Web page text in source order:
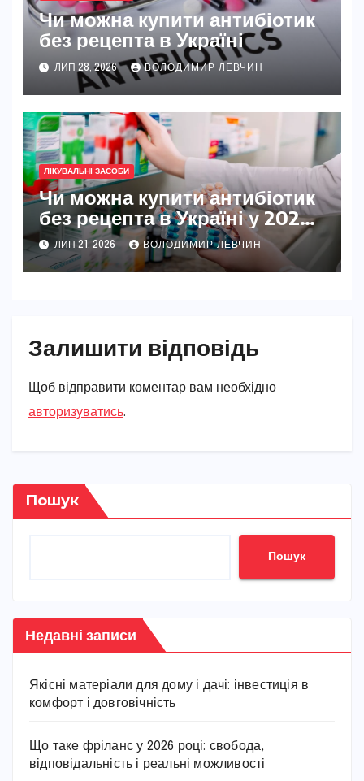
Чи можна купити антибіотик
без рецепта в Україні
ЛИП 28, 2026 ВОЛОДИМИР ЛЕВЧИН
ЛІКУВАЛЬНІ ЗАСОБИ
Чи можна купити антибіотик
без рецепта в Україні у 2026
році
ЛИП 21, 2026 ВОЛОДИМИР ЛЕВЧИН
Залишити відповідь
Щоб відправити коментар вам необхідно
авторизуватись.
Пошук
Пошук
Недавні записи
Якісні матеріали для дому і дачі: інвестиція в
комфорт і довговічність
Що таке фріланс у 2026 році: свобода,
відповідальність і реальні можливості